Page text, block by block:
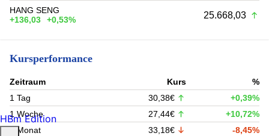
HANG SENG
+136,03
+0,53% 25.668,03
Kursperformance
Zeitraum Kurs
%
1 Tag
30,38€
+0,39%
1 Woche
27,44€
+10,72%
1 Monat
33,18€
-8,45%
HBm Edition